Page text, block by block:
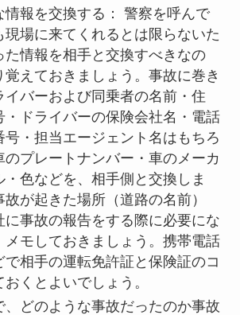
情報を交換する： 警察を呼んで
現場に来てくれるとは限らないた
た情報を相手と交換すべきなの
えておきましょう。事故に巻き
バーおよび同乗者の名前・住
・ドライバーの保険会社名・電話
・担当エージェント名はもちろ
のプレートナンバー・車のメーカ
色などを、相手側と交換しま
が起きた場所（道路の名前）
に事故の報告をする際に必要にな
メモしておきましょう。携帯電話
相手の運転免許証と保険証のコ
くとよいでしょう。
、どのような事故だったのか事故